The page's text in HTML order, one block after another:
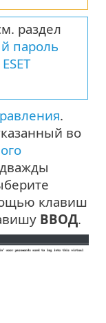
раздел
пароль
.
во
клавиш
ВВОД.